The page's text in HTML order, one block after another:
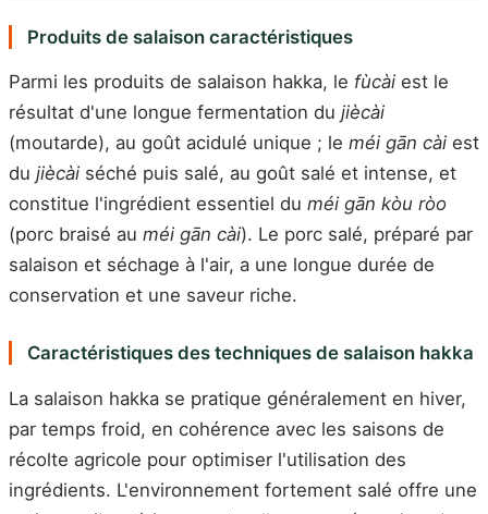
Produits de salaison caractéristiques
Parmi les produits de salaison hakka, le fùcài est le
résultat d'une longue fermentation du jiècài
(moutarde), au goût acidulé unique ; le méi gān cài est
du jiècài séché puis salé, au goût salé et intense, et
constitue l'ingrédient essentiel du méi gān kòu ròo
(porc braisé au méi gān cài). Le porc salé, préparé par
salaison et séchage à l'air, a une longue durée de
conservation et une saveur riche.
Caractéristiques des techniques de salaison hakka
La salaison hakka se pratique généralement en hiver,
par temps froid, en cohérence avec les saisons de
récolte agricole pour optimiser l'utilisation des
ingrédients. L'environnement fortement salé offre une